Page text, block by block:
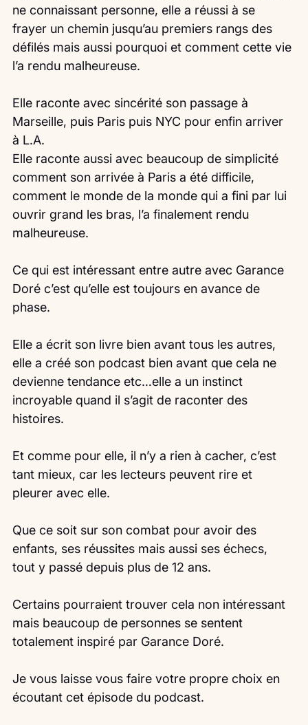
ne connaissant personne, elle a réussi à se
frayer un chemin jusqu’au premiers rangs des
défilés mais aussi pourquoi et comment cette vie
l’a rendu malheureuse.
Elle raconte avec sincérité son passage à
Marseille, puis Paris puis NYC pour enfin arriver
à L.A.
Elle raconte aussi avec beaucoup de simplicité
comment son arrivée à Paris a été difficile,
comment le monde de la monde qui a fini par lui
ouvrir grand les bras, l’a finalement rendu
malheureuse.
Ce qui est intéressant entre autre avec Garance
Doré c’est qu’elle est toujours en avance de
phase.
Elle a écrit son livre bien avant tous les autres,
elle a créé son podcast bien avant que cela ne
devienne tendance etc…elle a un instinct
incroyable quand il s’agit de raconter des
histoires.
Et comme pour elle, il n’y a rien à cacher, c’est
tant mieux, car les lecteurs peuvent rire et
pleurer avec elle.
Que ce soit sur son combat pour avoir des
enfants, ses réussites mais aussi ses échecs,
tout y passé depuis plus de 12 ans.
Certains pourraient trouver cela non intéressant
mais beaucoup de personnes se sentent
totalement inspiré par Garance Doré.
Je vous laisse vous faire votre propre choix en
écoutant cet épisode du podcast.